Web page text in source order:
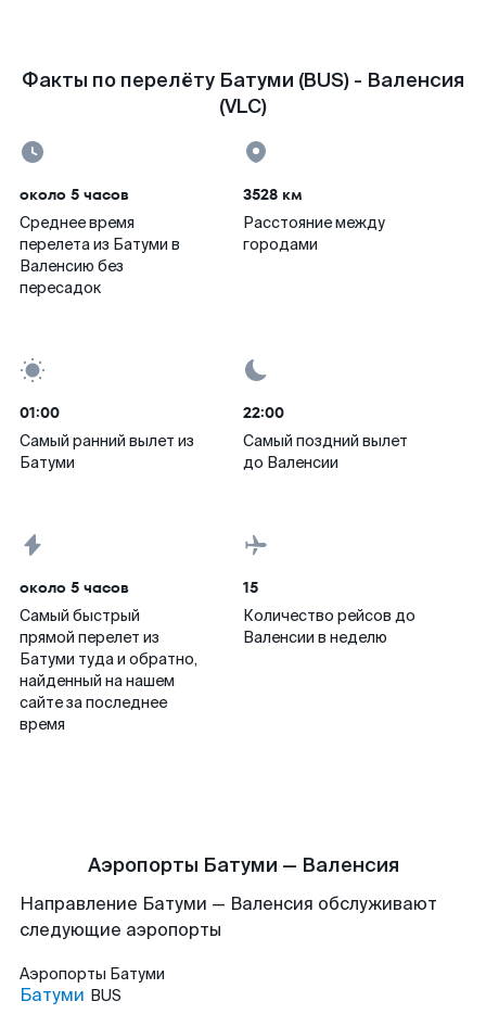
Факты по перелёту Батуми (BUS) - Валенсия
(VLC)
около 5 часов
Среднее время
перелета из Батуми в
Валенсию без
пересадок
3528 км
Расстояние между
городами
01:00
Самый ранний вылет из
Батуми
22:00
Самый поздний вылет
до Валенсии
около 5 часов
Самый быстрый
прямой перелет из
Батуми туда и обратно,
найденный на нашем
сайте за последнее
время
15
Количество рейсов до
Валенсии в неделю
Аэропорты Батуми — Валенсия
Направление Батуми — Валенсия обслуживают
следующие аэропорты
Аэропорты Батуми
Батуми BUS